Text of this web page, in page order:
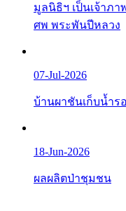
มูลนิธิฯ เป็นเจ้าภ
ศพ พระพันปีหลวง
07-Jul-2026
บ้านผาชันเก็บน้ำร
18-Jun-2026
ผลผลิตป่าชุมชน